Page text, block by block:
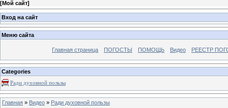
[Мой сайт]
Вход на сайт
Меню сайта
Главная страница ПОГОСТЫ ПОМОЩЬ Видео РЕЕСТР
Categories
Ради духовной пользы
Главная » Видео » Ради духовной пользы